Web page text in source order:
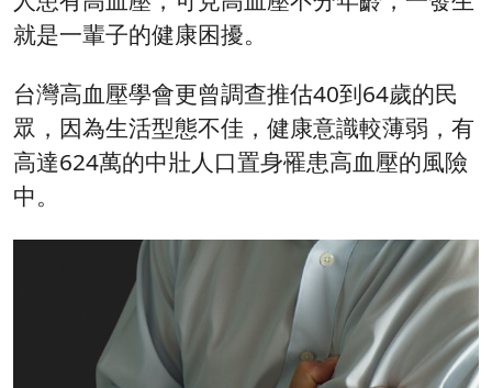
就是一輩子的健康困擾。
台灣高血壓學會更曾調查推估40到64歲的民
眾，因為生活型態不佳，健康意識較薄弱，有
高達624萬的中壯人口置身罹患高血壓的風險
中。